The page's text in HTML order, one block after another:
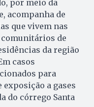
por meio da
acompanha de
que vivem nas
de
da região
casos
para
a gases
do córrego Santa